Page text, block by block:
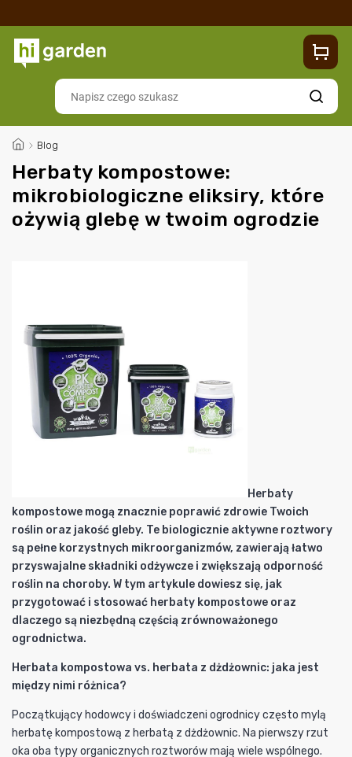
Contacts
Szukaj
/ Blog
Herbaty kompostowe:
mikrobiologiczne eliksiry, które
ożywią glebę w twoim ogrodzie
Herbaty
kompostowe mogą znacznie poprawić zdrowie Twoich
roślin oraz jakość gleby. Te biologicznie aktywne roztwory
są pełne korzystnych mikroorganizmów, zawierają łatwo
przyswajalne składniki odżywcze i zwiększają odporność
roślin na choroby. W tym artykule dowiesz się, jak
przygotować i stosować herbaty kompostowe oraz
dlaczego są niezbędną częścią zrównoważonego
ogrodnictwa.
Herbata kompostowa vs. herbata z dżdżownic: jaka jest
między nimi różnica?
Początkujący hodowcy i doświadczeni ogrodnicy często mylą
herbatę kompostową z herbatą z dżdżownic. Na pierwszy rzut
oka oba typy organicznych roztworów mają wiele wspólnego.